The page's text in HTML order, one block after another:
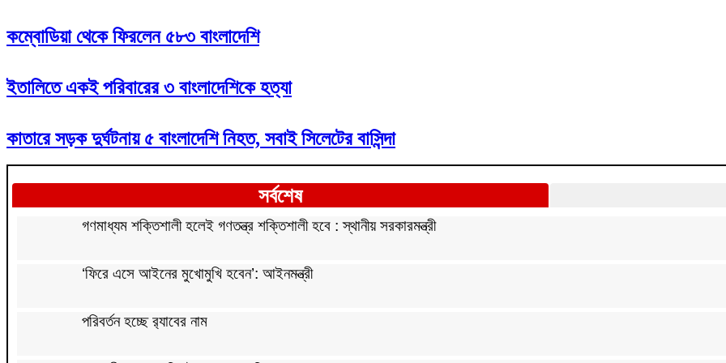
কম্বোডিয়া থেকে ফিরলেন ৫৮৩ বাংলাদেশি
ইতালিতে একই পরিবারের ৩ বাংলাদেশিকে হত্যা
কাতারে সড়ক দুর্ঘটনায় ৫ বাংলাদেশি নিহত, সবাই সিলেটের বাসিন্দা
সর্বশেষ
গণমাধ্যম শক্তিশালী হলেই গণতন্ত্র শক্তিশালী হবে : স্থানীয় সরকারমন্ত্রী
‘ফিরে এসে আইনের মুখোমুখি হবেন’: আইনমন্ত্রী
পরিবর্তন হচ্ছে র‌্যাবের নাম